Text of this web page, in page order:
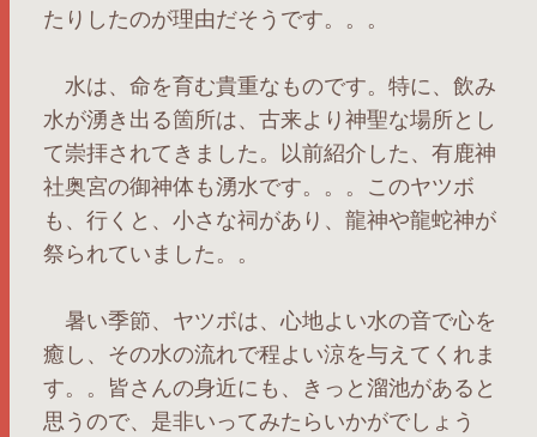
たりしたのが理由だそうです。。。
水は、命を育む貴重なものです。特に、飲み
水が湧き出る箇所は、古来より神聖な場所とし
て崇拝されてきました。以前紹介した、有鹿神
社奥宮の御神体も湧水です。。。このヤツボ
も、行くと、小さな祠があり、龍神や龍蛇神が
祭られていました。。
暑い季節、ヤツボは、心地よい水の音で心を
癒し、その水の流れで程よい涼を与えてくれま
す。。皆さんの身近にも、きっと溜池があると
思うので、是非いってみたらいかがでしょう